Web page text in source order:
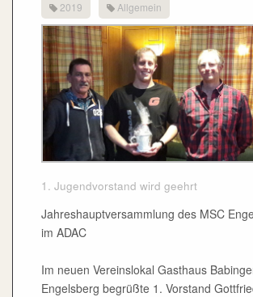
2019 Allgemein
1. Jugendvorstand wird geehrt
Jahreshauptversammlung des MSC
im ADAC
Im neuen Vereinslokal Gasthaus
Engelsberg begrüßte 1. Vorstand